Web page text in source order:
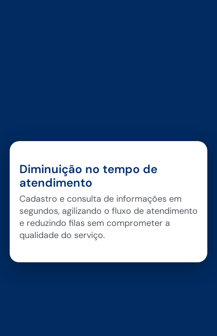
Diminuição no tempo de
atendimento
Cadastro e consulta de informações em
segundos, agilizando o fluxo de atendimento
e reduzindo filas sem comprometer a
qualidade do serviço.